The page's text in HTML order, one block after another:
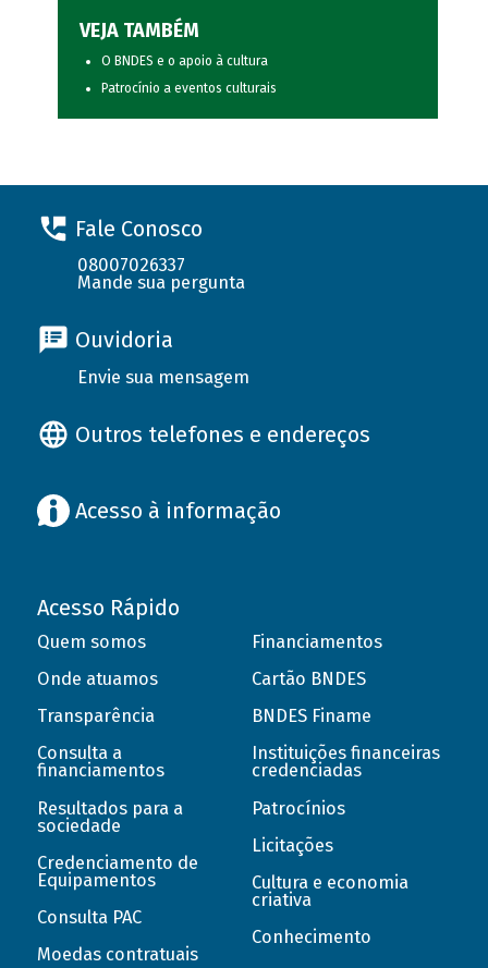
VEJA TAMBÉM
O BNDES e o apoio à cultura
Patrocínio a eventos culturais
Fale Conosco
08007026337
Mande sua pergunta
Ouvidoria
Envie sua mensagem
Outros telefones e endereços
Acesso à informação
Acesso Rápido
Quem somos
Onde atuamos
Transparência
Consulta a
financiamentos
Resultados para a
sociedade
Credenciamento de
Equipamentos
Consulta PAC
Moedas contratuais
Financiamentos
Cartão BNDES
BNDES Finame
Instituições financeiras
credenciadas
Patrocínios
Licitações
Cultura e economia
criativa
Conhecimento